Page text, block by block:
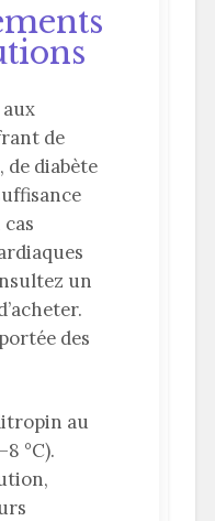
de
de diabète
un
des
au
°C).